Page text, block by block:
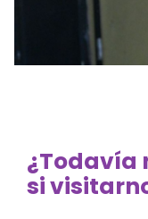
¿Todavía
si